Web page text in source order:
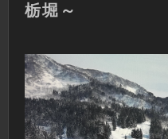
栃堀～